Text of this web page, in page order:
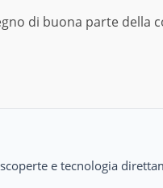
di buona parte della
e tecnologia